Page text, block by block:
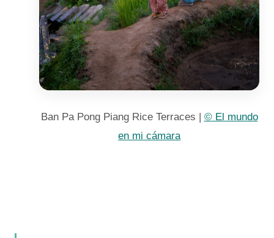
Ban Pa Pong Piang Rice Terraces | © El mundo
en mi cámara